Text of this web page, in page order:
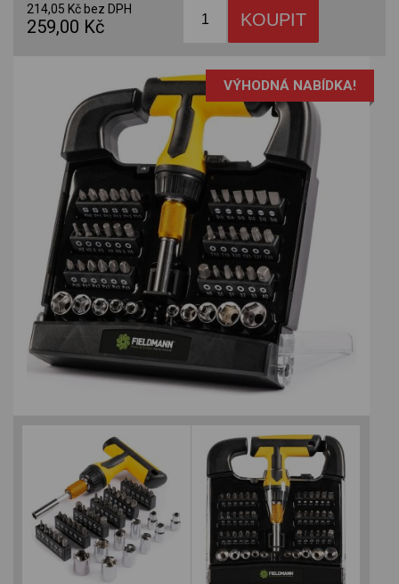
214,05 Kč bez DPH
259,00 Kč
VÝHODNÁ NABÍDKA!